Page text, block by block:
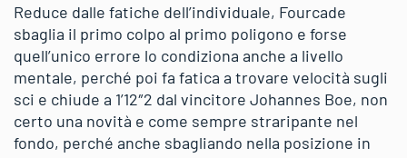
Reduce dalle fatiche dell’individuale, Fourcade
sbaglia il primo colpo al primo poligono e forse
quell’unico errore lo condiziona anche a livello
mentale, perché poi fa fatica a trovare velocità sugli
sci e chiude a 1’12″2 dal vincitore Johannes Boe, non
certo una novità e come sempre straripante nel
fondo, perché anche sbagliando nella posizione in